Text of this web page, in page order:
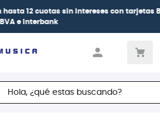
sin interesescon tarjetasBCP Visa,
¿qué estas buscando?